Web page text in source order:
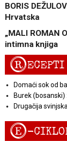
BORIS
Hrvatska
„MALI ROMAN
intimna knjiga
RECEPTI
Domaći sok od
Burek (bosanski)
Drugačija
E-